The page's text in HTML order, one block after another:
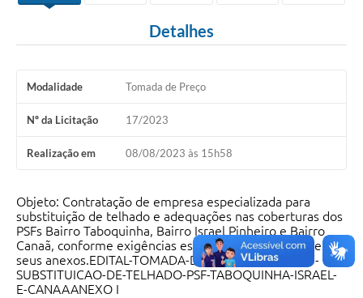
Detalhes
Modalidade Tomada de Preço
Nº da Licitação 17/2023
Realização em 08/08/2023 às 15h58
Objeto: Contratação de empresa especializada para
substituição de telhado e adequações nas coberturas dos
PSFs Bairro Taboquinha, Bairro Israel Pinheiro e Bairro
Canaã, conforme exigências estabelecidas no Edital e
seus anexos.EDITAL-TOMADA-DE-PRECOS-017.2023-
SUBSTITUICAO-DE-TELHADO-PSF-TABOQUINHA-ISRAEL-
E-CANAAANEXO I